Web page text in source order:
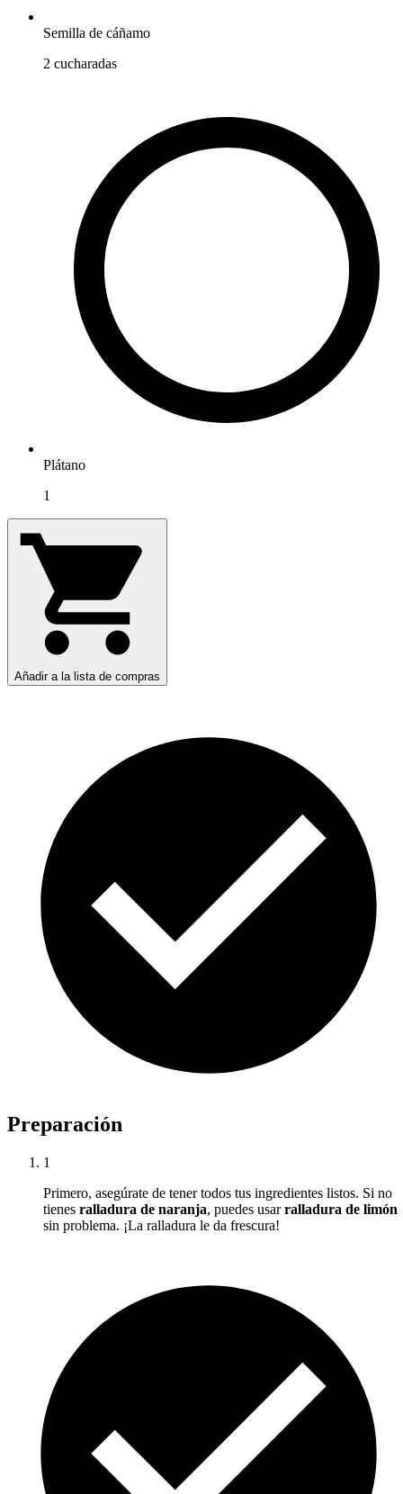
Semilla de cáñamo
2 cucharadas
Plátano
1
Añadir a la lista de compras
Preparación
1
Primero, asegúrate de tener todos tus ingredientes listos. Si no
tienes ralladura de naranja, puedes usarralladura de limón
sin problema. ¡La ralladura le da frescura!